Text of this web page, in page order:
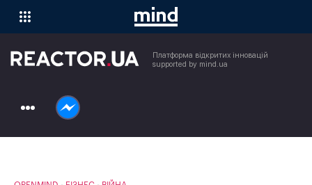
Рейтинги
Платформа відкритих інновацій
supported by mind.ua